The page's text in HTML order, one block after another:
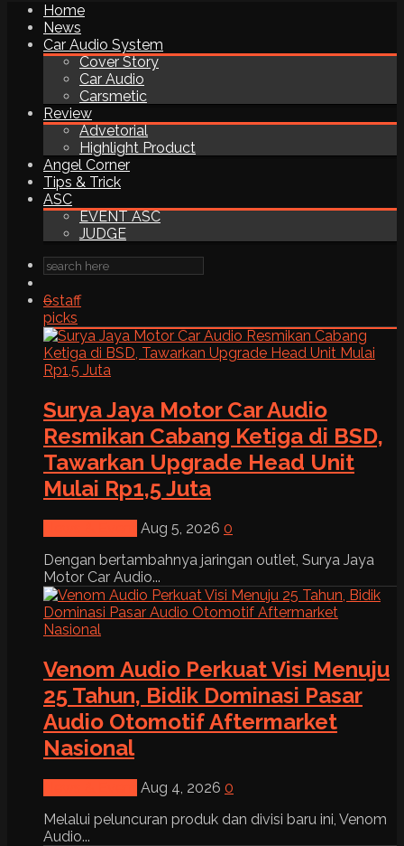
Home
News
Car Audio System
Cover Story
Car Audio
Carsmetic
Review
Advetorial
Highlight Product
Angel Corner
Tips & Trick
ASC
EVENT ASC
JUDGE
6staff
picks
Surya Jaya Motor Car Audio
Resmikan Cabang Ketiga di BSD,
Tawarkan Upgrade Head Unit
Mulai Rp1,5 Juta
Aug 5, 2026 0
Dengan bertambahnya jaringan outlet, Surya Jaya
Motor Car Audio...
Venom Audio Perkuat Visi Menuju
25 Tahun, Bidik Dominasi Pasar
Audio Otomotif Aftermarket
Nasional
Aug 4, 2026 0
Melalui peluncuran produk dan divisi baru ini, Venom
Audio...